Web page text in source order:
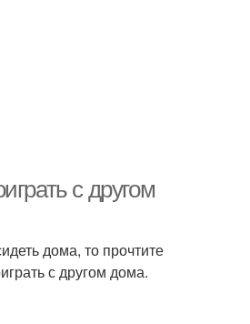
с другом
дома, то прочтите
с другом дома.